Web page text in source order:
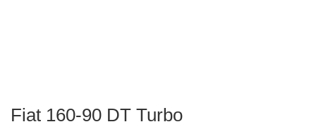
the
Fiat 160-90 DT Turbo